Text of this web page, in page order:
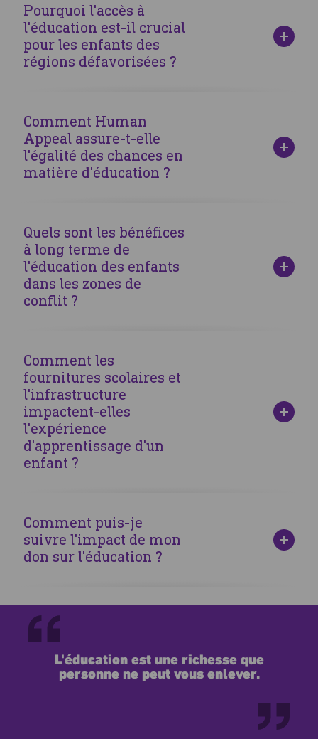
Pourquoi l'accès à
l'éducation est-il crucial
pour les enfants des
régions défavorisées ?
pauvreté. Elle donne aux enfants les compétences
nécessaires pour améliorer leur avenir et contribuer
positivement à leurs communautés.
Comment Human
Appeal assure-t-elle
l'égalité des chances en
matière d'éducation ?
reconstruit des écoles et soutient les enseignants dans les
zones défavorisées, garantissant ainsi que chaque enfant
ait accès à l'apprentissage.
Quels sont les bénéfices
à long terme de
l'éducation des enfants
dans les zones de
conflit ?
une normalité, renforce leur résilience et les prépare à la
reconstruction de leurs sociétés.
Comment les
fournitures scolaires et
l'infrastructure
impactent-elles
l'expérience
d'apprentissage d'un
enfant ?
d'apprentissage sécurisé sont essentiels pour une
éducation efficace, permettant aux enfants de se concentrer
et d'améliorer leurs performances scolaires.
Comment puis-je
suivre l'impact de mon
don sur l'éducation ?
vos dons.
L'éducation est une richesse que
personne ne peut vous enlever.